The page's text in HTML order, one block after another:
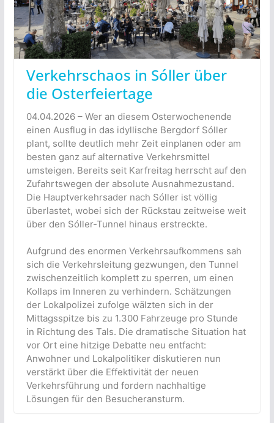
Verkehrschaos in Sóller über
die Osterfeiertage
04.04.2026 – Wer an diesem Osterwochenende
einen Ausflug in das idyllische Bergdorf Sóller
plant, sollte deutlich mehr Zeit einplanen oder am
besten ganz auf alternative Verkehrsmittel
umsteigen. Bereits seit Karfreitag herrscht auf den
Zufahrtswegen der absolute Ausnahmezustand.
Die Hauptverkehrsader nach Sóller ist völlig
überlastet, wobei sich der Rückstau zeitweise weit
über den Sóller-Tunnel hinaus erstreckte.
Aufgrund des enormen Verkehrsaufkommens sah
sich die Verkehrsleitung gezwungen, den Tunnel
zwischenzeitlich komplett zu sperren, um einen
Kollaps im Inneren zu verhindern. Schätzungen
der Lokalpolizei zufolge wälzten sich in der
Mittagsspitze bis zu 1.300 Fahrzeuge pro Stunde
in Richtung des Tals. Die dramatische Situation hat
vor Ort eine hitzige Debatte neu entfacht:
Anwohner und Lokalpolitiker diskutieren nun
verstärkt über die Effektivität der neuen
Verkehrsführung und fordern nachhaltige
Lösungen für den Besucheransturm.